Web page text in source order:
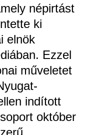
népirtást
ki
elnök
Ezzel
műveletet
indított
október